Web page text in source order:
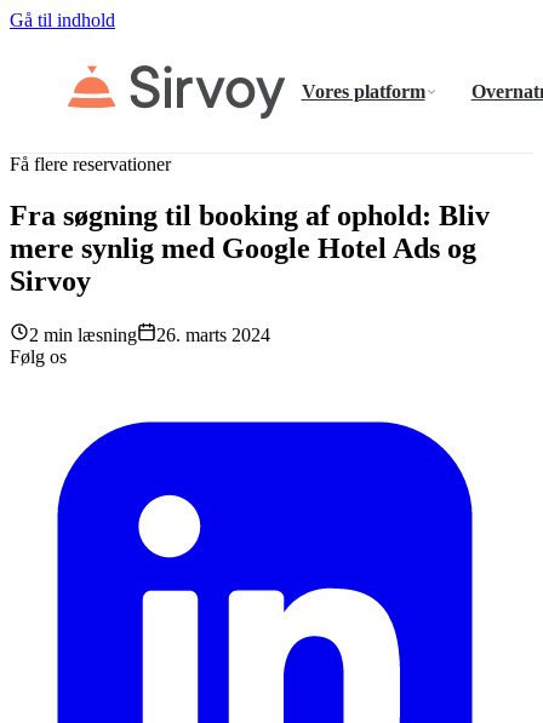
Gå til indhold
Vores platform
Få flere reservationer
Fra søgning til booking af ophold: Bliv
mere synlig med Google Hotel Ads og
Sirvoy
2 min læsning
26. marts 2024
Følg os